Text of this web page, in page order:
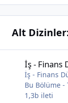
Alt
İş - Finans
İş - Finans
Bu Bölüme -
1,3b ileti